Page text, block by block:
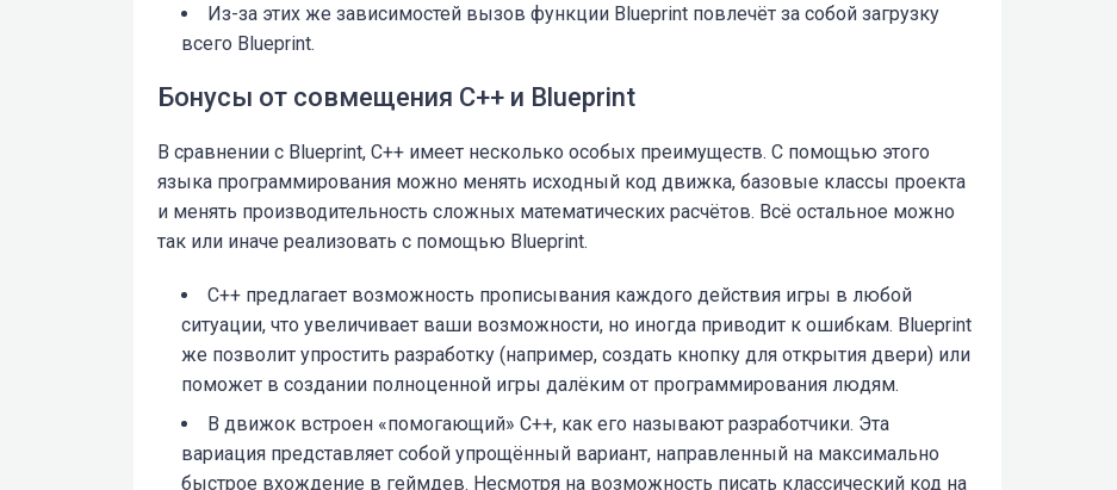
Из-за этих же зависимостей вызов функции Blueprint повлечёт за собой загрузку
всего Blueprint.
Бонусы от совмещения С++ и Blueprint
В сравнении с Blueprint, С++ имеет несколько особых преимуществ. С помощью этого
языка программирования можно менять исходный код движка, базовые классы проекта
и менять производительность сложных математических расчётов. Всё остальное можно
так или иначе реализовать с помощью Blueprint.
С++ предлагает возможность прописывания каждого действия игры в любой
ситуации, что увеличивает ваши возможности, но иногда приводит к ошибкам. Blueprint
же позволит упростить разработку (например, создать кнопку для открытия двери) или
поможет в создании полноценной игры далёким от программирования людям.
В движок встроен «помогающий» С++, как его называют разработчики. Эта
вариация представляет собой упрощённый вариант, направленный на максимально
быстрое вхождение в геймдев. Несмотря на возможность писать классический код на